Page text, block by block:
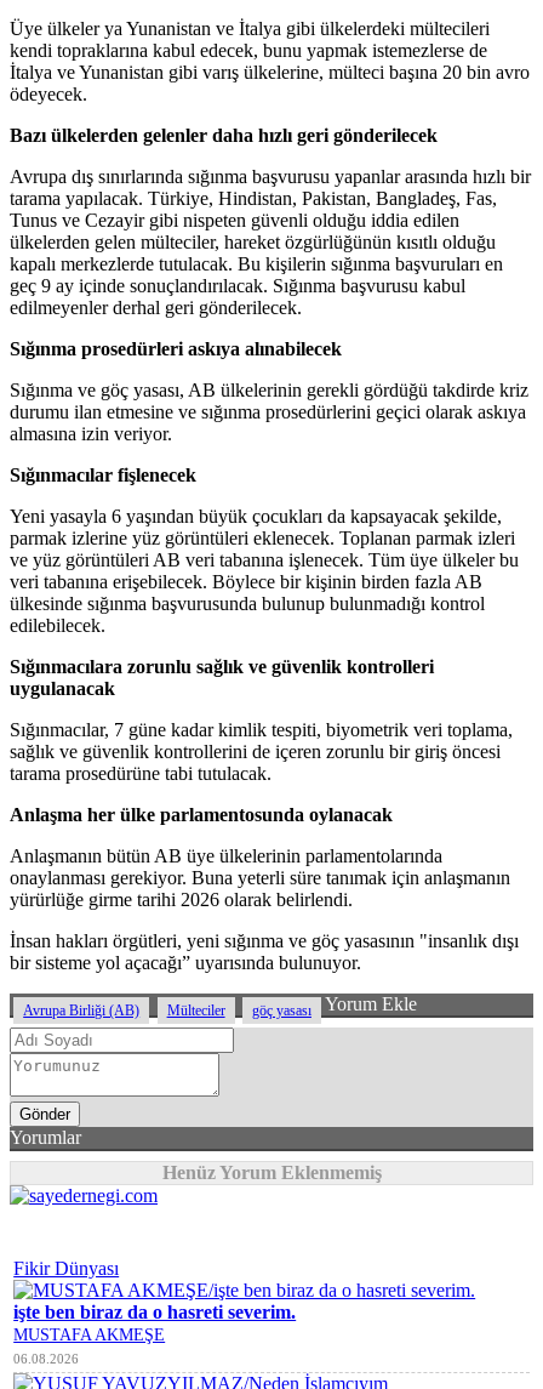
Üye ülkeler ya Yunanistan ve İtalya gibi ülkelerdeki mültecileri
kendi topraklarına kabul edecek, bunu yapmak istemezlerse de
İtalya ve Yunanistan gibi varış ülkelerine, mülteci başına 20 bin avro
ödeyecek.
Bazı ülkelerden gelenler daha hızlı geri gönderilecek
Avrupa dış sınırlarında sığınma başvurusu yapanlar arasında hızlı bir
tarama yapılacak. Türkiye, Hindistan, Pakistan, Bangladeş, Fas,
Tunus ve Cezayir gibi nispeten güvenli olduğu iddia edilen
ülkelerden gelen mülteciler, hareket özgürlüğünün kısıtlı olduğu
kapalı merkezlerde tutulacak. Bu kişilerin sığınma başvuruları en
geç 9 ay içinde sonuçlandırılacak. Sığınma başvurusu kabul
edilmeyenler derhal geri gönderilecek.
Sığınma prosedürleri askıya alınabilecek
Sığınma ve göç yasası, AB ülkelerinin gerekli gördüğü takdirde kriz
durumu ilan etmesine ve sığınma prosedürlerini geçici olarak askıya
almasına izin veriyor.
Sığınmacılar fişlenecek
Yeni yasayla 6 yaşından büyük çocukları da kapsayacak şekilde,
parmak izlerine yüz görüntüleri eklenecek. Toplanan parmak izleri
ve yüz görüntüleri AB veri tabanına işlenecek. Tüm üye ülkeler bu
veri tabanına erişebilecek. Böylece bir kişinin birden fazla AB
ülkesinde sığınma başvurusunda bulunup bulunmadığı kontrol
edilebilecek.
Sığınmacılara zorunlu sağlık ve güvenlik kontrolleri
uygulanacak
Sığınmacılar, 7 güne kadar kimlik tespiti, biyometrik veri toplama,
sağlık ve güvenlik kontrollerini de içeren zorunlu bir giriş öncesi
tarama prosedürüne tabi tutulacak.
Anlaşma her ülke parlamentosunda oylanacak
Anlaşmanın bütün AB üye ülkelerinin parlamentolarında
onaylanması gerekiyor. Buna yeterli süre tanımak için anlaşmanın
yürürlüğe girme tarihi 2026 olarak belirlendi.
İnsan hakları örgütleri, yeni sığınma ve göç yasasının "insanlık dışı
bir sisteme yol açacağı” uyarısında bulunuyor.
Avrupa Birliği (AB) Mülteciler göç yasası Yorum Ekle
Yorumlar
Henüz Yorum Eklenmemiş
Fikir Dünyası
işte ben biraz da o hasreti severim.
MUSTAFA AKMEŞE
06.08.2026